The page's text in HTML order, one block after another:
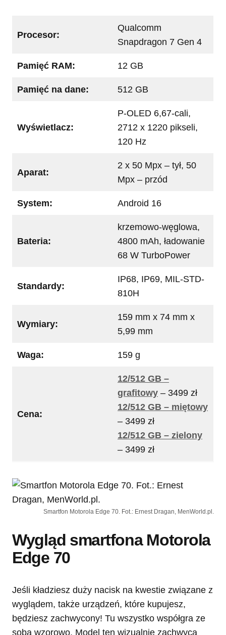
Procesor:
Qualcomm
Snapdragon 7 Gen 4
Pamięć RAM: 12 GB
Pamięć na dane: 512 GB
Wyświetlacz:
P-OLED 6,67-cali,
2712 x 1220 pikseli,
120 Hz
Aparat:
2 x 50 Mpx – tył, 50
Mpx – przód
System: Android 16
Bateria:
krzemowo-węglowa,
4800 mAh, ładowanie
68 W TurboPower
Standardy:
IP68, IP69, MIL-STD-
810H
Wymiary:
159 mm x 74 mm x
5,99 mm
Waga: 159 g
Cena:
12/512 GB –
grafitowy – 3499 zł
12/512 GB – miętowy
– 3499 zł
12/512 GB – zielony
– 3499 zł
Smartfon Motorola Edge 70. Fot.: Ernest Dragan, MenWorld.pl.
Wygląd smartfona Motorola
Edge 70
Jeśli kładziesz duży nacisk na kwestie związane z
wyglądem, także urządzeń, które kupujesz,
będziesz zachwycony! Tu wszystko współgra ze
sobą wzorowo. Model ten wizualnie zachwyca